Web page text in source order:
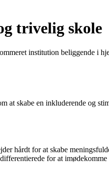
trivelig skole
institution beliggende
at skabe en inkluderende og
hårdt for at skabe
for at